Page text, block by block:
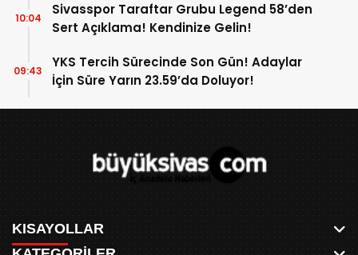
Sivasspor Taraftar Grubu Legend 58’den
Sert Açıklama! Kendinize Gelin!
10:04
YKS Tercih Sürecinde Son Gün! Adaylar
İçin Süre Yarın 23.59’da Doluyor!
09:43
KISAYOLLAR